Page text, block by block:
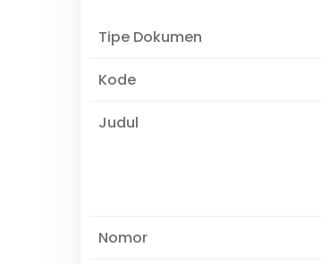
Tipe Dokumen
Kode
Judul
Nomor